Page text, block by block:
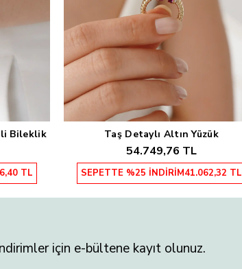
Bileklik
TL
Sepete Ekle
Taş Detaylı Altın Yüzük
54.749,76 TL
SEPETTE %25 İNDİRİM41.062,32 TL
için e-bültene kayıt olunuz.